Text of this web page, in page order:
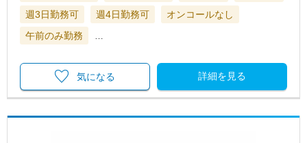
週3日勤務可
週4日勤務可
オンコールなし
午前のみ勤務
…
詳細を見る
気になる